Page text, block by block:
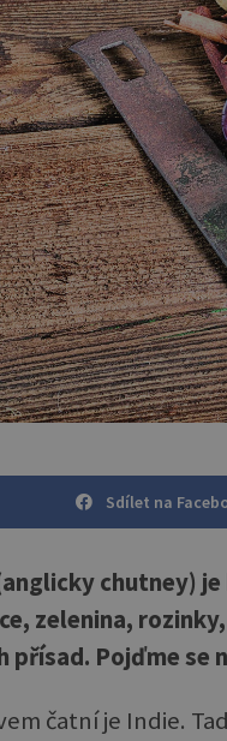
Sdílet na
chutney)
zelenina,
přísad. Pojďme se
čatní je Indie.